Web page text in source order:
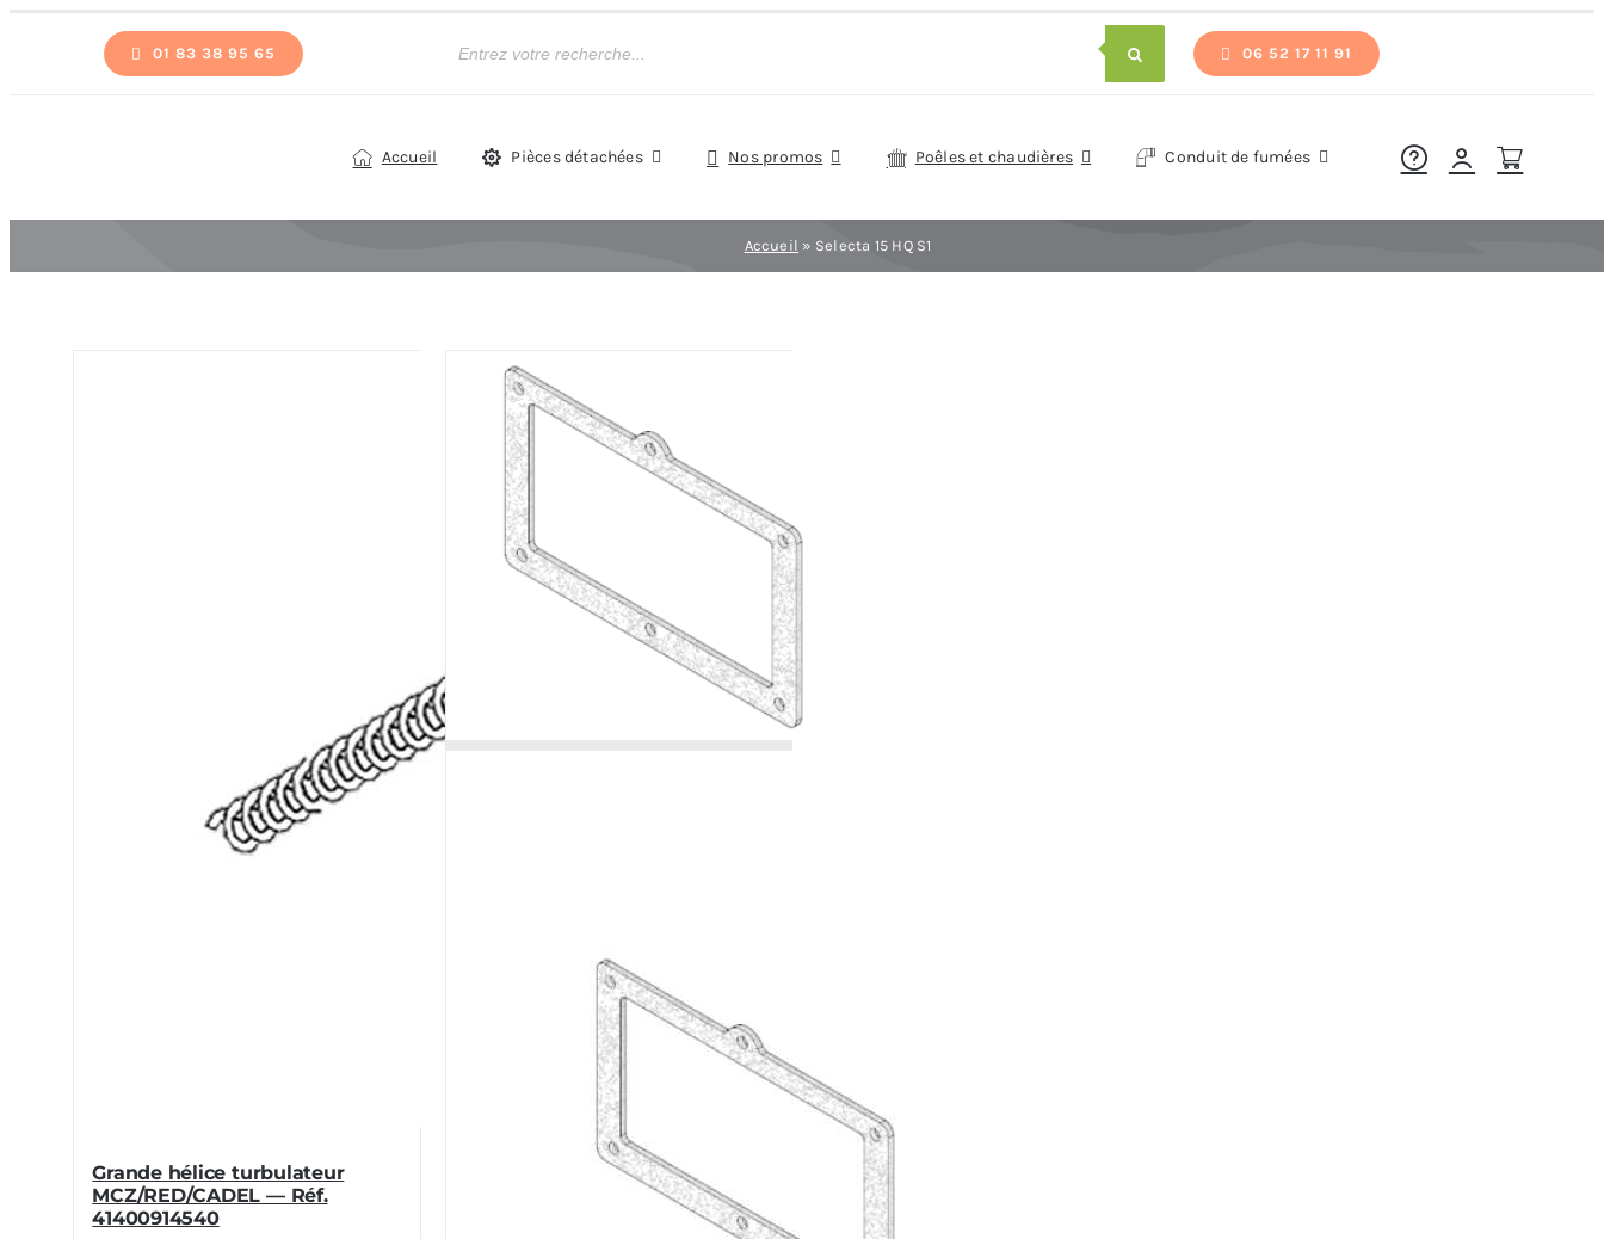
01 83 38 95 65
de
06 52 17 11 91
Accueil Pièces détachées Nos promos Poêles et chaudières Conduit de fumées
Accueil » Selecta 15 HQ S1
Grande hélice turbulateur
MCZ/RED/CADEL — Réf.
41400914540